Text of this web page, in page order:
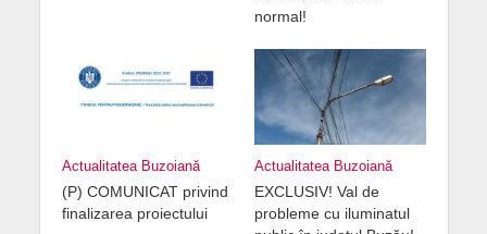
normal!
Actualitatea Buzoiană
(P) COMUNICAT privind
finalizarea proiectului
Actualitatea Buzoiană
EXCLUSIV! Val de
probleme cu iluminatul